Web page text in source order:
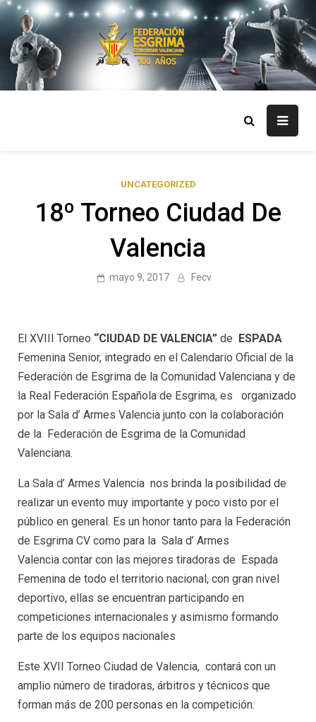
Skip
content
UNCATEGORIZED
18º Torneo Ciudad De
Valencia
mayo 9, 2017 Fecv
El XVIII Torneo “CIUDAD DE VALENCIA” de ESPADA
Femenina Senior, integrado en el Calendario Oficial de la
Federación de Esgrima de la Comunidad Valenciana y de
la Real Federación Española de Esgrima, es organizado
por la Sala d’ Armes Valencia junto con la colaboración
de la Federación de Esgrima de la Comunidad
Valenciana.
La Sala d’ Armes Valencia nos brinda la posibilidad de
realizar un evento muy importante y poco visto por el
público en general. Es un honor tanto para la Federación
de Esgrima CV como para la Sala d’ Armes
Valencia contar con las mejores tiradoras de Espada
Femenina de todo el territorio nacional, con gran nivel
deportivo, ellas se encuentran participando en
competiciones internacionales y asimismo formando
parte de los equipos nacionales
Este XVII Torneo Ciudad de Valencia, contará con un
amplio número de tiradoras, árbitros y técnicos que
forman más de 200 personas en la competición.